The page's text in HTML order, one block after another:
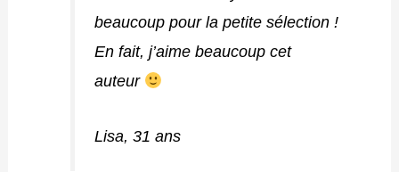
beaucoup pour la petite sélection !
En fait, j’aime beaucoup cet
auteur
Lisa, 31 ans